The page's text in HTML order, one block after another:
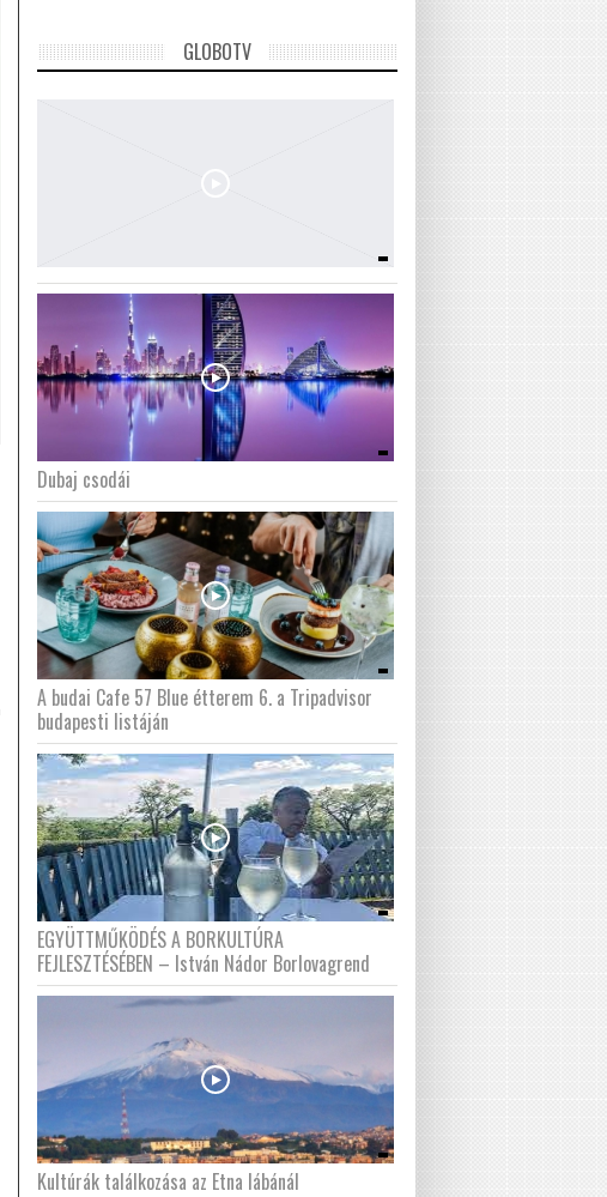
GLOBOTV
Dubaj csodái
A budai Cafe 57 Blue étterem 6. a Tripadvisor
budapesti listáján
EGYÜTTMŰKÖDÉS A BORKULTÚRA
FEJLESZTÉSÉBEN – István Nádor Borlovagrend
Kultúrák találkozása az Etna lábánál